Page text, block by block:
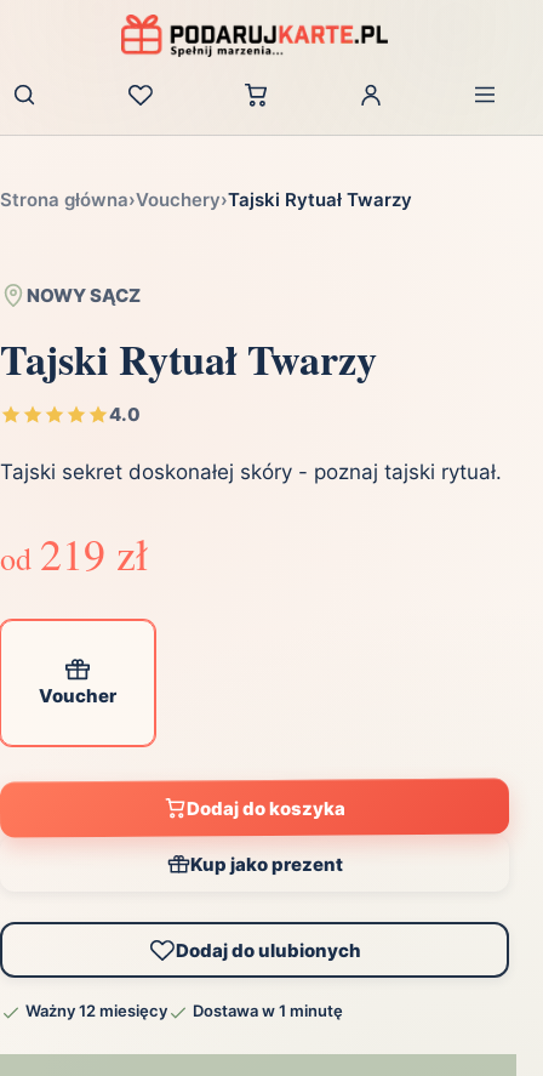
Zaloguj
Strona główna›Vouchery›Tajski Rytuał Twarzy
NOWY SĄCZ
Tajski Rytuał Twarzy
4.0
Tajski sekret doskonałej skóry - poznaj tajski rytuał.
od 219 zł
Voucher
Dodaj do koszyka
Kup jako prezent
Dodaj do ulubionych
Ważny 12 miesięcy Dostawa w 1 minutę